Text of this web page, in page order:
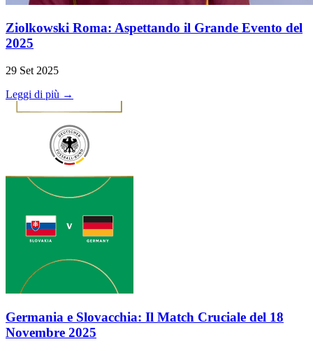
Ziolkowski Roma: Aspettando il Grande Evento del
2025
29 Set 2025
Leggi di più →
Germania e Slovacchia: Il Match Cruciale del 18
Novembre 2025